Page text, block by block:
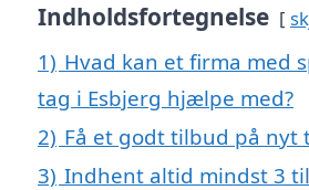
Indholdsfortegnelse
1) Hvad kan et firma med
tag i Esbjerg hjælpe med?
2) Få et godt tilbud på nyt
3) Indhent altid mindst 3